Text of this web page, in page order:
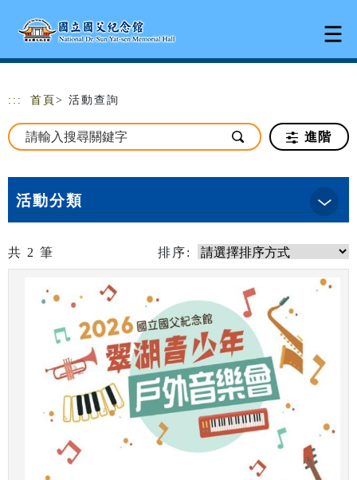
::: 首頁 > 活動查詢
進階
活動分類
共 2 筆 排序: